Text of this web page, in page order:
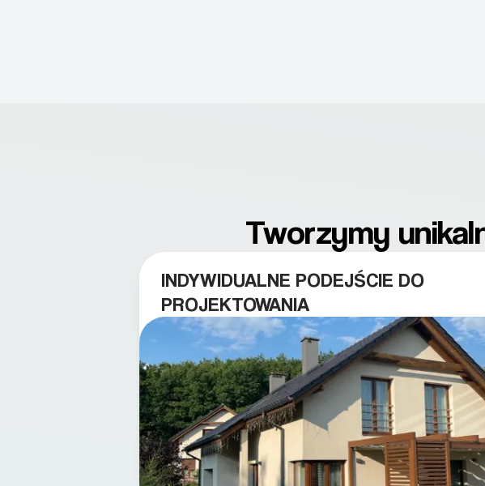
Tworzymy
INDYWIDUALNE PODEJŚCIE DO
PROJEKTOWANIA